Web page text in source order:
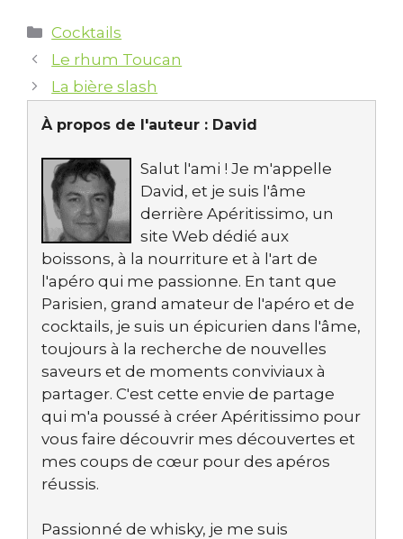
Catégories
Cocktails
Le rhum Toucan
La bière slash
À propos de l'auteur : David
Salut l'ami ! Je m'appelle
David, et je suis l'âme
derrière Apéritissimo, un
site Web dédié aux
boissons, à la nourriture et à l'art de
l'apéro qui me passionne. En tant que
Parisien, grand amateur de l'apéro et de
cocktails, je suis un épicurien dans l'âme,
toujours à la recherche de nouvelles
saveurs et de moments conviviaux à
partager. C'est cette envie de partage
qui m'a poussé à créer Apéritissimo pour
vous faire découvrir mes découvertes et
mes coups de cœur pour des apéros
réussis.
Passionné de whisky, je me suis